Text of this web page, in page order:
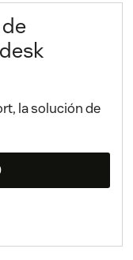
la solución de